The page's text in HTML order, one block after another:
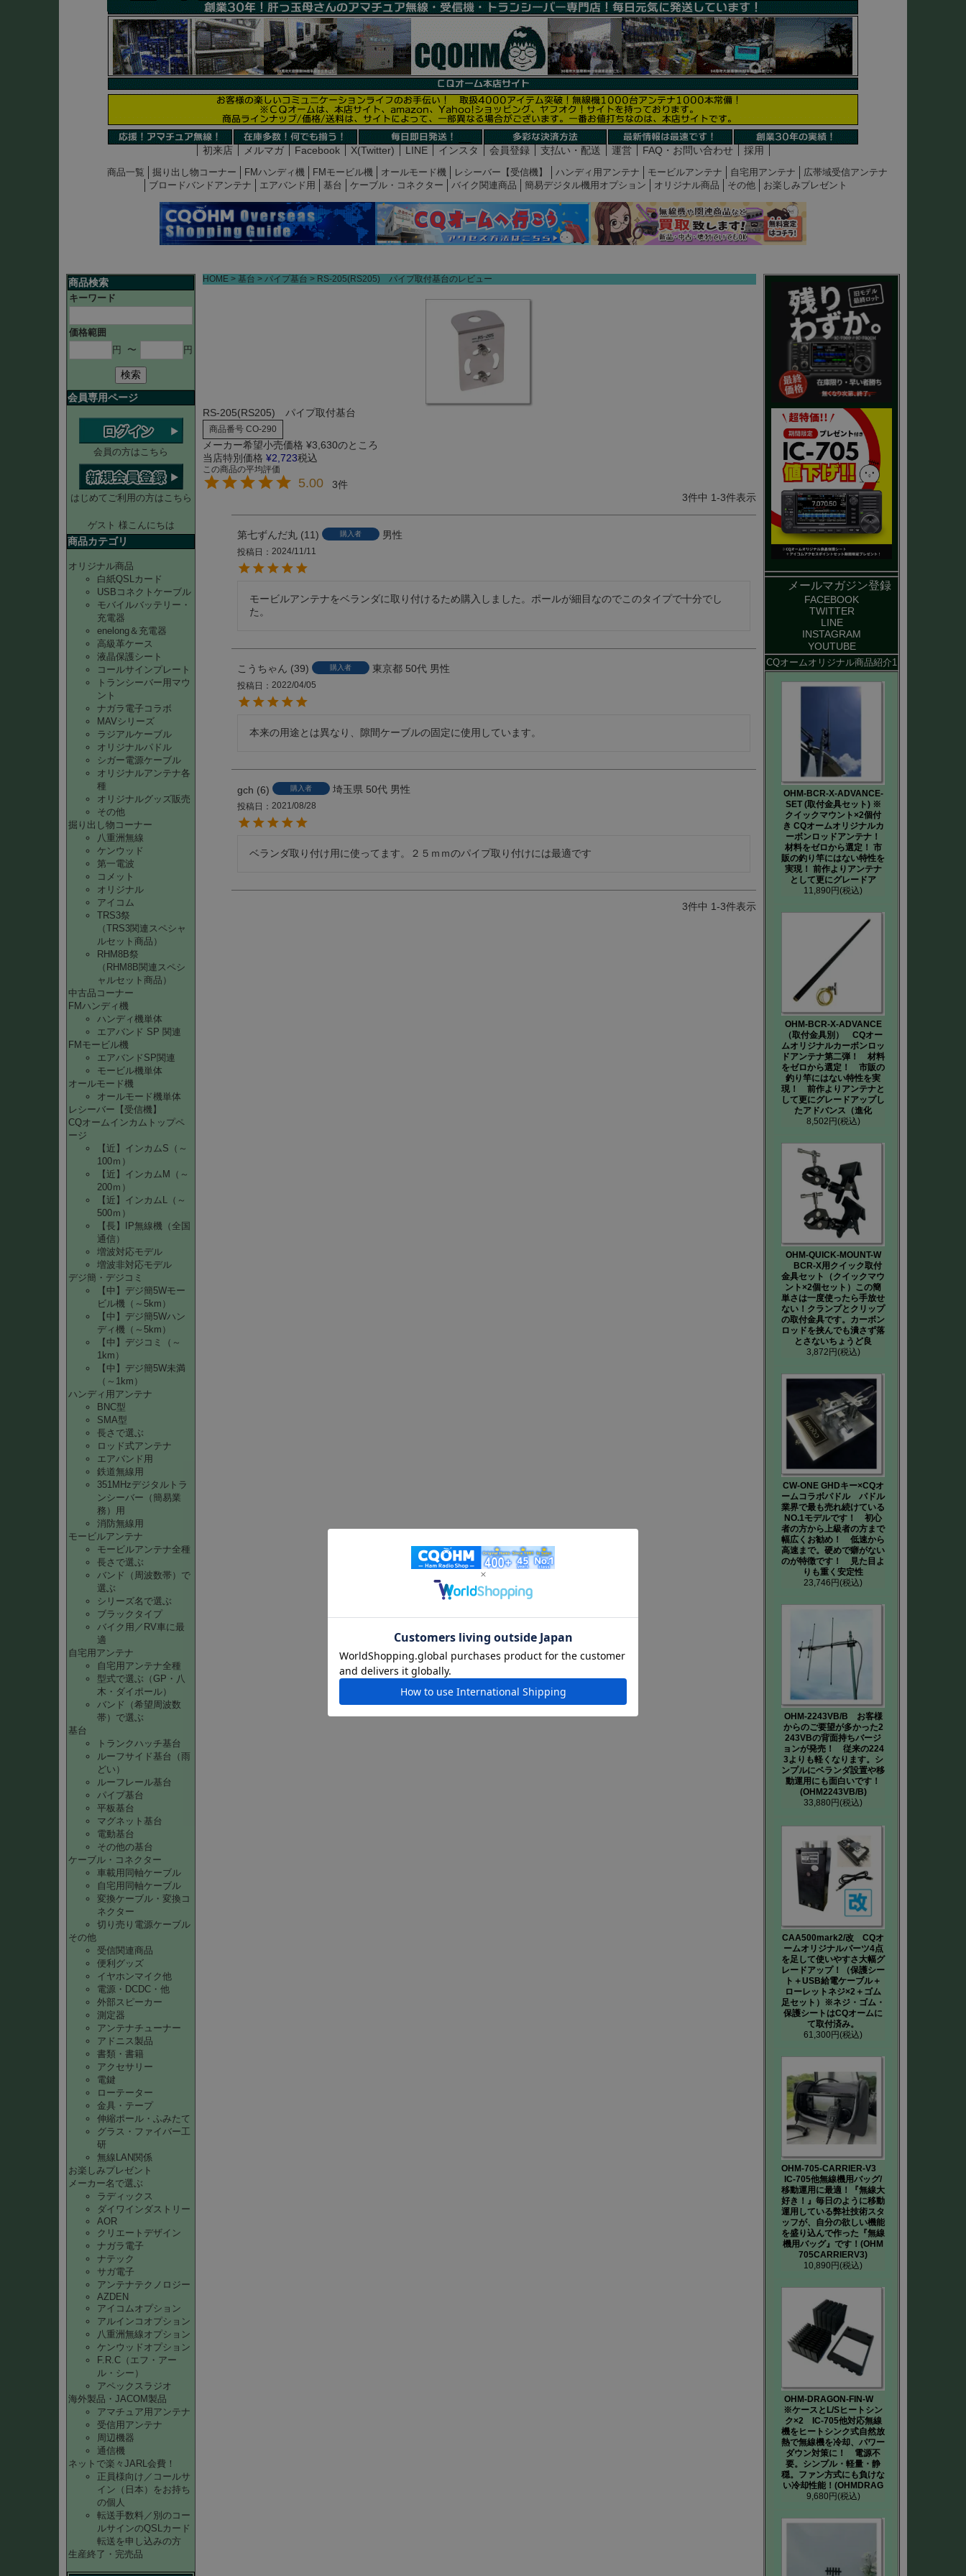
初来店 メルマガ Facebook X(Twitter) LINE インスタ 会員登録 支払い・配送 運営 FAQ・お問い合わせ 採用
商品一覧 掘り出し物コーナー FMハンディ機 FMモービル機 オールモード機 レシーバー【受信機】 ハンディ用アンテナ モービルアンテナ 自宅用アンテナ
広帯域受信アンテナ
ブロードバンドアンテナ
エアバンド用 基台 ケーブル・コネクター バイク関連商品 簡易デジタル機用オプション オリジナル商品 その他 お楽しみプレゼント
商品検索
キーワード
価格範囲
円
〜 円
検索
会員専用ページ
会員の方はこちら
はじめてご利用の方はこちら
ゲスト 様こんにちは
商品カテゴリ
オリジナル商品
白紙QSLカード
USBコネクトケーブル
モバイルバッテリー・
充電器
enelong＆充電器
高級革ケース
液晶保護シート
コールサインプレート
トランシーバー用マウ
ント
ナガラ電子コラボ
MAVシリーズ
ラジアルケーブル
オリジナルパドル
シガー電源ケーブル
オリジナルアンテナ各
種
オリジナルグッズ販売
その他
掘り出し物コーナー
八重洲無線
ケンウッド
第一電波
コメット
オリジナル
アイコム
TRS3祭
（TRS3関連スペシャ
ルセット商品）
RHM8B祭
（RHM8B関連スペシ
ャルセット商品）
中古品コーナー
FMハンディ機
ハンディ機単体
エアバンド SP 関連
FMモービル機
エアバンドSP関連
モービル機単体
オールモード機
オールモード機単体
レシーバー【受信機】
CQオームインカムトップペ
ージ
【近】インカムS（～
100ｍ）
【近】インカムM（～
200ｍ）
【近】インカムL（～
500ｍ）
【長】IP無線機（全国
通信）
増波対応モデル
増波非対応モデル
デジ簡・デジコミ
【中】デジ簡5Wモー
ビル機（～5km）
【中】デジ簡5Wハン
ディ機（～5km）
【中】デジコミ（～
1km）
【中】デジ簡5W未満
（～1km）
ハンディ用アンテナ
BNC型
SMA型
長さで選ぶ
ロッド式アンテナ
エアバンド用
鉄道無線用
351MHzデジタルトラ
ンシーバー（簡易業
務）用
消防無線用
モービルアンテナ
モービルアンテナ全種
長さで選ぶ
バンド（周波数帯）で
選ぶ
シリーズ名で選ぶ
ブラックタイプ
バイク用／RV車に最
適
自宅用アンテナ
自宅用アンテナ全種
型式で選ぶ（GP・八
木・ダイポール）
バンド（希望周波数
帯）で選ぶ
基台
トランクハッチ基台
ルーフサイド基台（雨
どい）
ルーフレール基台
パイプ基台
平板基台
マグネット基台
電動基台
その他の基台
ケーブル・コネクター
車載用同軸ケーブル
自宅用同軸ケーブル
変換ケーブル・変換コ
ネクター
切り売り電源ケーブル
その他
受信関連商品
便利グッズ
イヤホンマイク他
電源・DCDC・他
外部スピーカー
測定器
アンテナチューナー
アドニス製品
書類・書籍
アクセサリー
電鍵
ローテーター
金具・テープ
伸縮ポール・ふみたて
グラス・ファイバー工
研
無線LAN関係
お楽しみプレゼント
メーカー名で選ぶ
ラディックス
ダイワインダストリー
AOR
クリエートデザイン
ナガラ電子
ナテック
サガ電子
アンテナテクノロジー
AZDEN
アイコムオプション
アルインコオプション
八重洲無線オプション
ケンウッドオプション
F.R.C（エフ・アー
ル・シー）
アペックスラジオ
海外製品・JACOM製品
アマチュア用アンテナ
受信用アンテナ
周辺機器
通信機
ネットで楽々JARL会費！
正員様向け／コールサ
イン（日本）をお持ち
の個人
転送手数料／別のコー
ルサインのQSLカード
転送を申し込みの方
生産終了・完売品
HOME 基台 パイプ基台 RS-205(RS205) パイプ取付基台のレビュー
RS-205(RS205) パイプ取付基台
商品番号 CO-290
メーカー希望小売価格 ¥3,630のところ
当店特別価格 ¥2,723税込
5.00
3
3件中 1-3件表示
第七ずんだ丸 11 購入者 男性
投稿日 2024/11/11
モービルアンテナをベランダに取り付けるため購入しました。ポールが細目なのでこのタイプで十分でし
た。
こうちゃん 39 購入者 東京都 50代 男性
投稿日 2022/04/05
本来の用途とは異なり、隙間ケーブルの固定に使用しています。
gch 6 購入者 埼玉県 50代 男性
投稿日 2021/08/28
ベランダ取り付け用に使ってます。２５ｍｍのパイプ取り付けには最適です
3件中 1-3件表示
メールマガジン登録
FACEBOOK
TWITTER
LINE
INSTAGRAM
YOUTUBE
CQオームオリジナル商品紹介1
OHM-BCR-X-ADVANCE-
SET (取付金具セット) ※
クイックマウント×2個付
き CQオームオリジナルカ
ーボンロッドアンテナ！
材料をゼロから選定！ 市
販の釣り竿にはない特性を
実現！ 前作よりアンテナ
として更にグレードア
11,890円(税込)
OHM-BCR-X-ADVANCE
（取付金具別） CQオー
ムオリジナルカーボンロッ
ドアンテナ第二弾！ 材料
をゼロから選定！ 市販の
釣り竿にはない特性を実
現！ 前作よりアンテナと
して更にグレードアップし
たアドバンス（進化
8,502円(税込)
OHM-QUICK-MOUNT-W
BCR-X用クイック取付
金具セット（クイックマウ
ント×2個セット）この簡
単さは一度使ったら手放せ
ない！クランプとクリップ
の取付金具です。カーボン
ロッドを挟んでも潰さず落
とさないちょうど良
3,872円(税込)
CW-ONE GHDキー×CQオ
ームコラボパドル パドル
業界で最も売れ続けている
NO.1モデルです！ 初心
者の方から上級者の方まで
幅広くお勧め！ 低速から
高速まで。硬めで癖がない
のが特徴です！ 見た目よ
りも重く安定性
23,746円(税込)
OHM-2243VB/B お客様
からのご要望が多かった2
243VBの背面持ちバージ
ョンが発売！ 従来の224
3よりも軽くなります。シ
ンプルにベランダ設置や移
動運用にも面白いです！
(OHM2243VB/B)
33,880円(税込)
CAA500mark2/改 CQオ
ームオリジナルパーツ4点
を足して使いやすさ大幅グ
レードアップ！（保護シー
ト＋USB給電ケーブル＋
ローレットネジ×2＋ゴム
足セット）※ネジ・ゴム・
保護シートはCQオームに
て取付済み。
61,300円(税込)
OHM-705-CARRIER-V3
IC-705他無線機用バッグ/
移動運用に最適！『無線大
好き！』毎日のように移動
運用している弊社技術スタ
ッフが、自分の欲しい機能
を盛り込んで作った『無線
機用バッグ』です！(OHM
705CARRIERV3)
10,890円(税込)
OHM-DRAGON-FIN-W
※ケースとL/Sヒートシン
ク×2 IC-705他対応無線
機をヒートシンク式自然放
熱で無線機を冷却、パワー
ダウン対策に！ 電源不
要。シンプル・軽量・静
穏。ファン方式にも負けな
い冷却性能！(OHMDRAG
9,680円(税込)